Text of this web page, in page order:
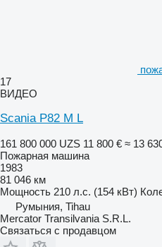
17
ВИДЕО
Scania P82 M L
161 800 000 UZS 11 800 € ≈ 13
Пожарная машина
1983
81 046 км
Мощность 210 л.с. (154 кВт)
Румыния, Tihau
Mercator Transilvania S.R.L.
Связаться с продавцом